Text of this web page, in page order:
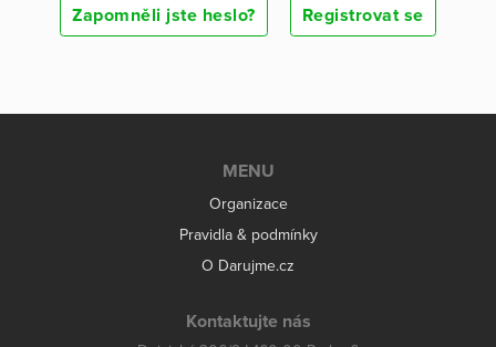
Zapomněli jste heslo? Registrovat se
MENU
Organizace
Pravidla & podmínky
O Darujme.cz
Kontaktujte nás